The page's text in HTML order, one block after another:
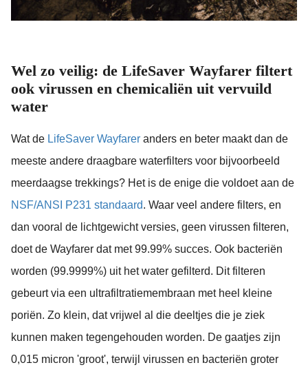
Wel zo veilig: de LifeSaver Wayfarer filtert
ook virussen en chemicaliën uit vervuild
water
Wat de LifeSaver Wayfarer anders en beter maakt dan de
meeste andere draagbare waterfilters voor bijvoorbeeld
meerdaagse trekkings? Het is de enige die voldoet aan de
NSF/ANSI P231 standaard. Waar veel andere filters, en
dan vooral de lichtgewicht versies, geen virussen filteren,
doet de Wayfarer dat met 99.99% succes. Ook bacteriën
worden (99.9999%) uit het water gefilterd. Dit filteren
gebeurt via een ultrafiltratiemembraan met heel kleine
poriën. Zo klein, dat vrijwel al die deeltjes die je ziek
kunnen maken tegengehouden worden. De gaatjes zijn
0,015 micron 'groot', terwijl virussen en bacteriën groter